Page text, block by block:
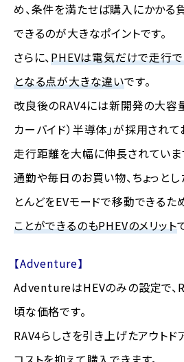
め、条件を満たせば購入にかかる
できるのが大きなポイントです。
さらに、PHEVは電気だけで走行で
となる点が大きな違いです。
改良後のRAV4には新開発の大容
カーバイド）半導体」が採用され
走行距離を大幅に伸長されていま
通勤や毎日のお買い物、ちょっと
とんどをEVモードで移動できるた
ことができるのもPHEVのメリット
【Adventure】
AdventureはHEVのみの設定で、
頃な価格です。
RAV4らしさを引き上げたアウトド